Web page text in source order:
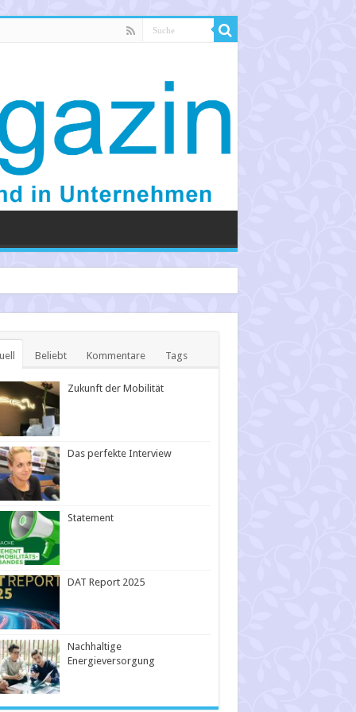
Beliebt Kommentare Tags
Zukunft der Mobilität
Das perfekte Interview
Statement
DAT Report 2025
Nachhaltige
Energieversorgung